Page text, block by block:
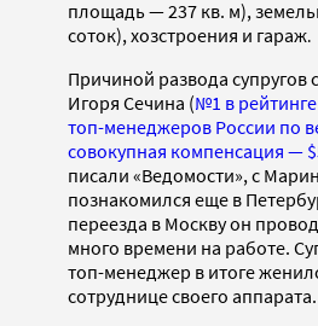
площадь — 237 кв. м),
соток), хозстроения и гараж.
Причиной развода супругов
Игоря Сечина (№1 в
топ-менеджеров России по
совокупная компенсация —
писали «Ведомости», с
познакомился еще в
переезда в Москву он
много времени на работе.
топ-менеджер в итоге
сотруднице своего аппарата.